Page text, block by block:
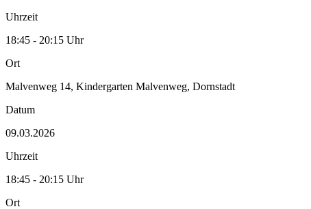
Uhrzeit
18:45 - 20:15 Uhr
Ort
Malvenweg 14, Kindergarten Malvenweg, Dornstadt
Datum
09.03.2026
Uhrzeit
18:45 - 20:15 Uhr
Ort